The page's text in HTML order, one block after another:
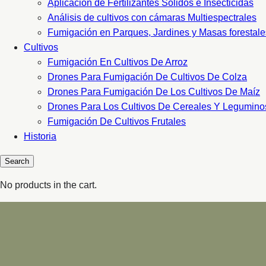
Aplicacion de Fertilizantes Sólidos e Insecticidas
Análisis de cultivos con cámaras Multiespectrales
Fumigación en Parques, Jardines y Masas
Cultivos
Fumigación En Cultivos De Arroz
Drones Para Fumigación De Cultivos De Colza
Drones Para Fumigación De Los Cultivos De Maíz
Drones Para Los Cultivos De Cereales Y
Fumigación De Cultivos Frutales
Historia
No products in the cart.